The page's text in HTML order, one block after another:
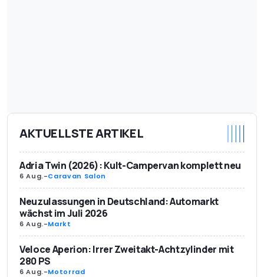
AKTUELLSTE ARTIKEL
Adria Twin (2026): Kult-Campervan komplett neu
6 Aug.-Caravan Salon
Neuzulassungen in Deutschland: Automarkt
wächst im Juli 2026
6 Aug.-Markt
Veloce Aperion: Irrer Zweitakt-Achtzylinder mit
280 PS
6 Aug.-Motorrad